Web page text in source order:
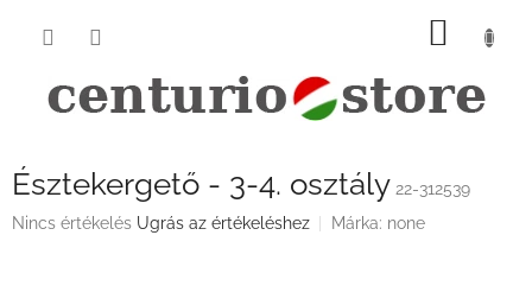
KOSÁR
Észtekergető - 3-4. osztály 22-312539
A
Nincs értékelés Ugrás az értékeléshez Márka: none